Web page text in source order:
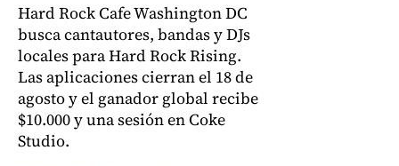
Hard Rock Cafe Washington DC
busca cantautores, bandas y DJs
locales para Hard Rock Rising.
Las aplicaciones cierran el 18 de
agosto y el ganador global recibe
$10.000 y una sesión en Coke
Studio.